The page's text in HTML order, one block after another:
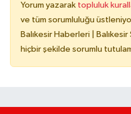
Yorum yazarak topluluk
ve tüm sorumluluğu
Balıkesir Haberleri |
hiçbir şekilde sorumlu